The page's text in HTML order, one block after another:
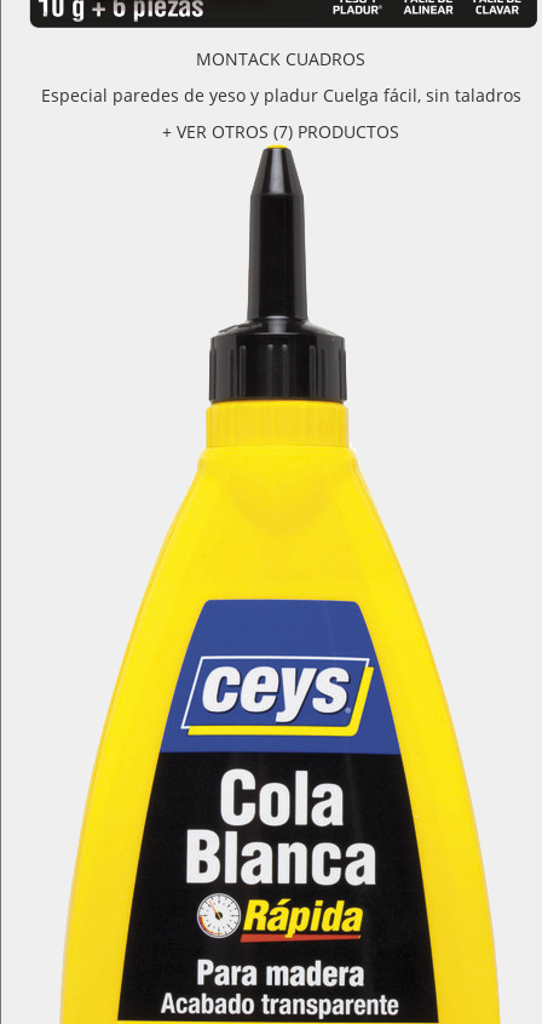
MONTACK CUADROS
Especial paredes de yeso y pladur Cuelga fácil, sin taladros
+ VER OTROS (7) PRODUCTOS